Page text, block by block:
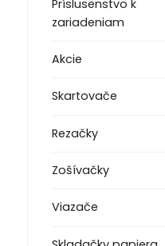
Príslusenstvo k
zariadeniam
Akcie
Skartovače
Rezačky
Zošívačky
Viazače